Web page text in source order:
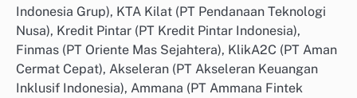
Indonesia Grup), KTA Kilat (PT Pendanaan Teknologi
Nusa), Kredit Pintar (PT Kredit Pintar Indonesia),
Finmas (PT Oriente Mas Sejahtera), KlikA2C (PT Aman
Cermat Cepat), Akseleran (PT Akseleran Keuangan
Inklusif Indonesia), Ammana (PT Ammana Fintek